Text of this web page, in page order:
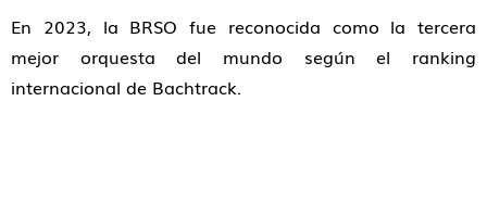
En 2023, la BRSO fue reconocida como la tercera
mejor orquesta del mundo según el ranking
internacional de Bachtrack.